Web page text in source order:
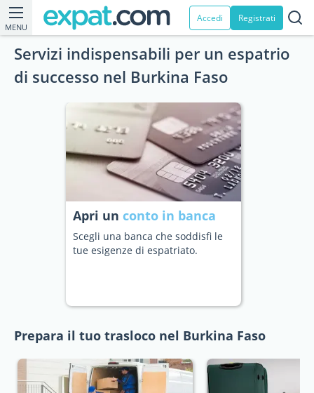
MENU
Accedi Registrati
Servizi indispensabili per un espatrio
di successo nel Burkina Faso
Apri un conto in banca
Scegli una banca che soddisfi le
tue esigenze di espatriato.
Prepara il tuo trasloco nel Burkina Faso